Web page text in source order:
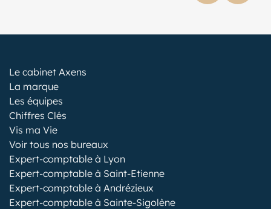
Le cabinet Axens
La marque
Les équipes
Chiffres Clés
Vis ma Vie
Voir tous nos bureaux
Expert-comptable à Lyon
Expert-comptable à Saint-Etienne
Expert-comptable à Andrézieux
Expert-comptable à Sainte-Sigolène